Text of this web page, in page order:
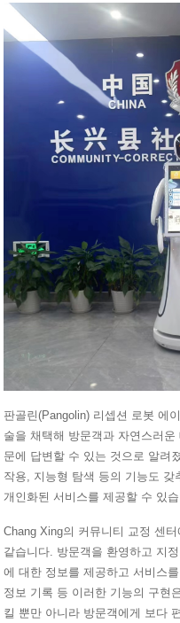
판골린(Pangolin) 리셉션 로봇 에
술을 채택해 방문객과 자연스러
문에 답변할 수 있는 것으로 알려
작용, 지능형 탐색 등의 기능도
개인화된 서비스를 제공할 수 있
Chang Xing의 커뮤니티 교정 센
같습니다. 방문객을 환영하고 지
에 대한 정보를 제공하고 서비스
정보 기록 등 이러한 기능의 구현
킬 뿐만 아니라 방문객에게 보다